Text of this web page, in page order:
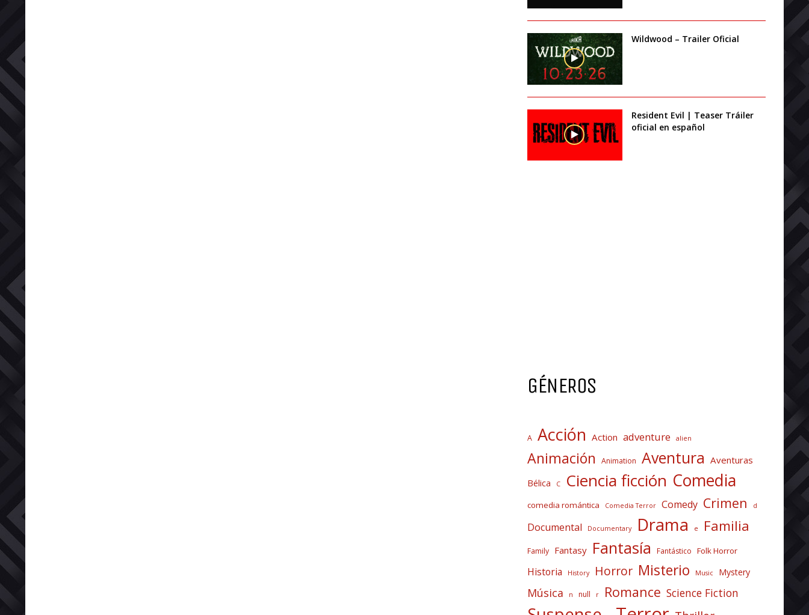
Wildwood – Trailer Oficial
Resident Evil | Teaser Tráiler
oficial en español
GÉNEROS
A Acción Action adventure alien
Animación Animation Aventura Aventuras
Bélica C Ciencia ficción Comedia
comedia romántica Comedia Terror Comedy Crimen d
Documental Documentary Drama e Familia
Family Fantasy Fantasía Fantástico Folk Horror
Historia History Horror Misterio Music Mystery
Música n null r Romance Science Fiction